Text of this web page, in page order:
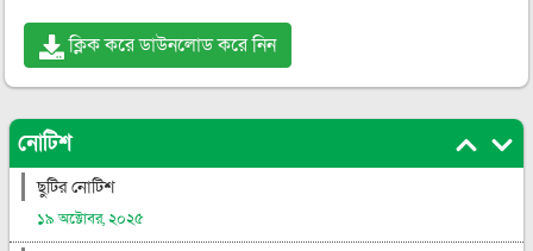
ক্লিক করে ডাউনলোড করে নিন
নোটিশ
ছুটির নোটিশ
১৯ অক্টোবর, ২০২৫